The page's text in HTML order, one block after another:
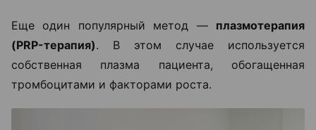
Еще один популярный метод — плазмотерапия
(PRP-терапия). В этом случае используется
собственная плазма пациента, обогащенная
тромбоцитами и факторами роста.